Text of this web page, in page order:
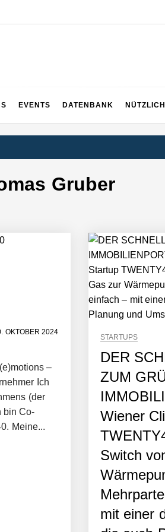
EVENTS DATENBANK
Gruber
OKTOBER 2024
–
Ich
(der
bin Co-
Meine...
STARTUPS
DER
ZUM
Wiener
Switch
mit einer
Dieses Salzburger Startup hat die
Startup die Hotelwelt mit
2D-Bilder in eine visuelle